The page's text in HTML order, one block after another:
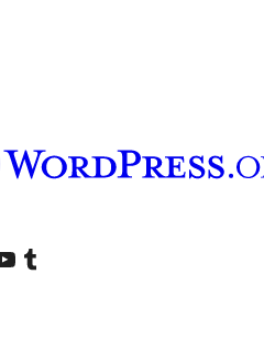
LinkedIn
TikTok
il nostro canale YouTube
Visita il nostro account Tumblr